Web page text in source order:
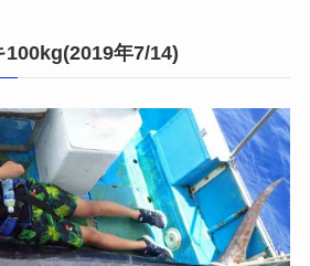
100kg(2019年7/14)